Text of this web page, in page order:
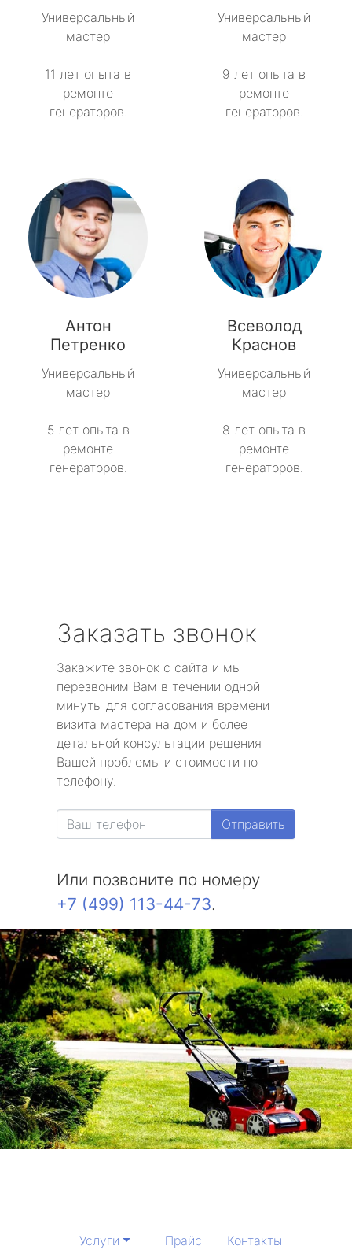
Универсальный
мастер
11 лет опыта в
ремонте
генераторов.
Универсальный
мастер
9 лет опыта в
ремонте
генераторов.
Антон
Петренко
Универсальный
мастер
5 лет опыта в
ремонте
генераторов.
Всеволод
Краснов
Универсальный
мастер
8 лет опыта в
ремонте
генераторов.
Заказать звонок
Закажите звонок с сайта и мы
перезвоним Вам в течении одной
минуты для согласования времени
визита мастера на дом и более
детальной консультации решения
Вашей проблемы и стоимости по
телефону.
Отправить
Или позвоните по номеру
+7 (499) 113-44-73.
Услуги Прайс Контакты